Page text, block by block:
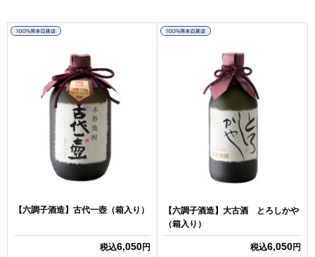
【六調子酒造】古代一壺（箱入り）
税込6,050円
【六調子酒造】大古酒 とろしかや
（箱入り）
税込6,050円